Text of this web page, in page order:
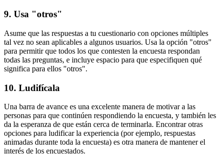
9. Usa "otros"
Asume que las respuestas a tu cuestionario con opciones múltiples
tal vez no sean aplicables a algunos usuarios. Usa la opción "otros"
para permitir que todos los que contesten la encuesta respondan
todas las preguntas, e incluye espacio para que especifiquen qué
significa para ellos "otros".
10. Ludifícala
Una barra de avance es una excelente manera de motivar a las
personas para que continúen respondiendo la encuesta, y también les
da la esperanza de que están cerca de terminarla. Encontrar otras
opciones para ludificar la experiencia (por ejemplo, respuestas
animadas durante toda la encuesta) es otra manera de mantener el
interés de los encuestados.